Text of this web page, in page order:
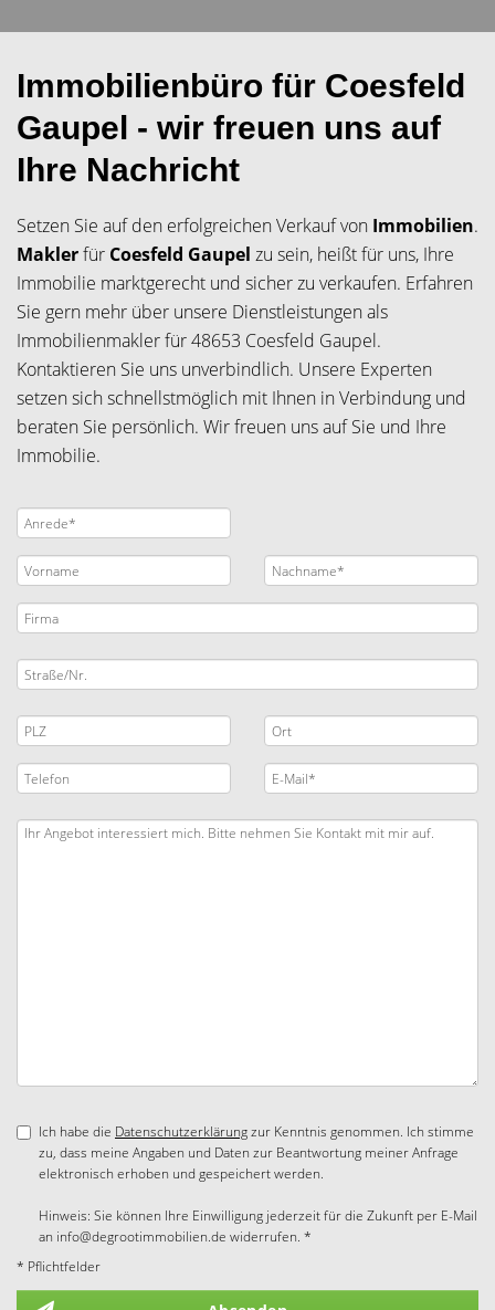
Immobilienbüro für Coesfeld
Gaupel - wir freuen uns auf
Ihre Nachricht
Setzen Sie auf den erfolgreichen Verkauf von Immobilien.
Maklerfür Coesfeld Gaupel zu sein, heißt für uns, Ihre
Immobilie marktgerecht und sicher zu verkaufen. Erfahren
Sie gern mehr über unsere Dienstleistungen als
Immobilienmakler für 48653 Coesfeld Gaupel.
Kontaktieren Sie uns unverbindlich. Unsere Experten
setzen sich schnellstmöglich mit Ihnen in Verbindung und
beraten Sie persönlich. Wir freuen uns auf Sie und Ihre
Immobilie.
Ich habe die Datenschutzerklärungzur Kenntnis genommen. Ich stimme
zu, dass meine Angaben und Daten zur Beantwortung meiner Anfrage
elektronisch erhoben und gespeichert werden.
Hinweis: Sie können Ihre Einwilligung jederzeit für die Zukunft per E-Mail
an info@degrootimmobilien.de widerrufen. *
* Pflichtfelder